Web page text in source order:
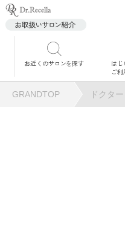
お近くのサロンを探す
はじ
ご
GRANDTOP ドクタ